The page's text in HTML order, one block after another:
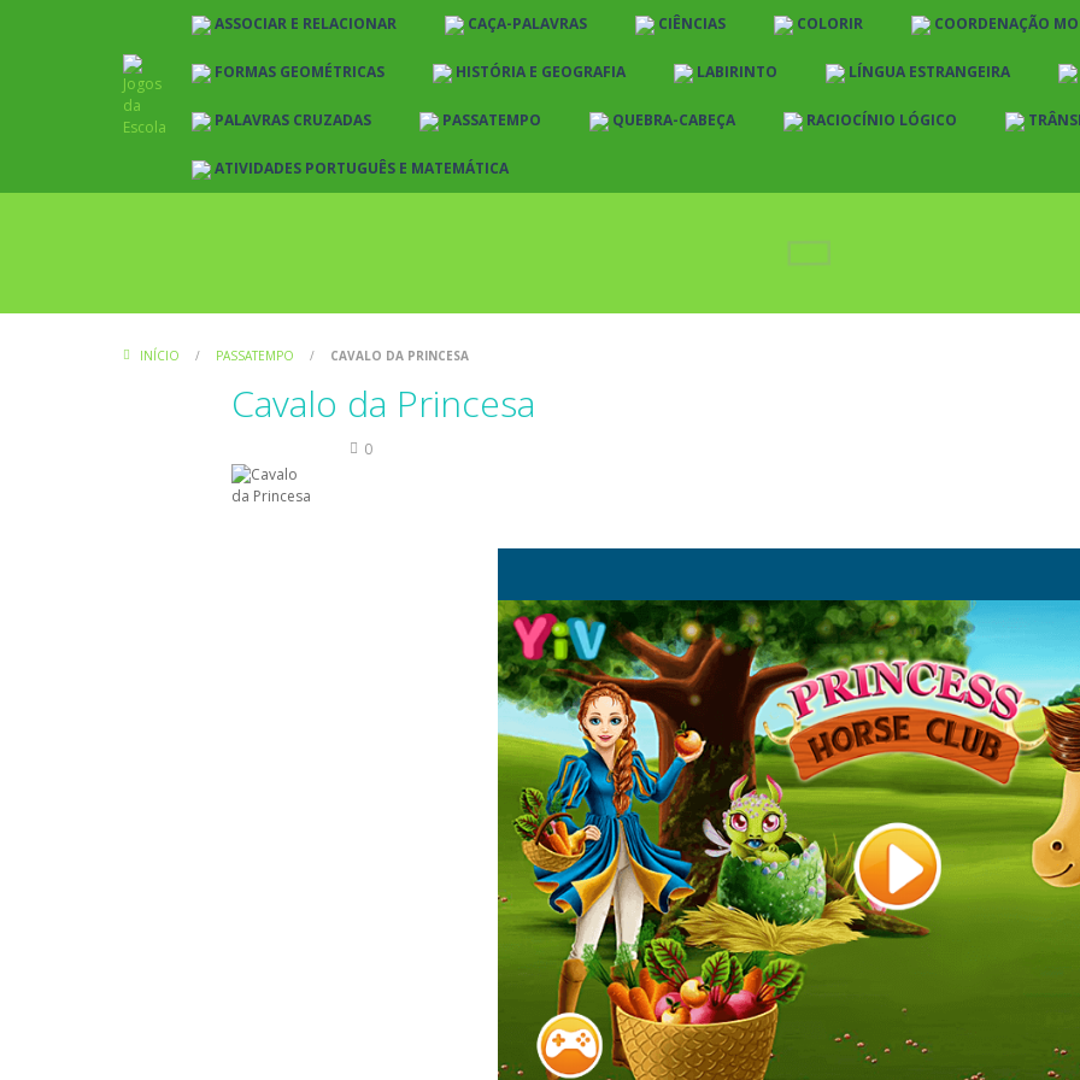
ASSOCIAR E RELACIONAR CAÇA-PALAVRAS CIÊNCIAS COLORIR COORDENAÇÃO
FORMAS GEOMÉTRICAS HISTÓRIA E GEOGRAFIA LABIRINTO LÍNGUA ESTRANGEIRA
PALAVRAS CRUZADAS PASSATEMPO QUEBRA-CABEÇA RACIOCÍNIO LÓGICO
ATIVIDADES PORTUGUÊS E MATEMÁTICA
INÍCIO / PASSATEMPO / CAVALO DA PRINCESA
Cavalo da Princesa
0